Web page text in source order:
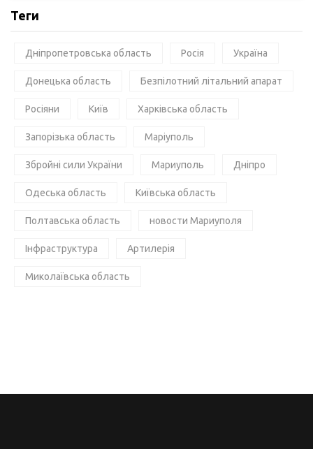
Теги
Дніпропетровська область Росія Україна
Донецька область Безпілотний літальний апарат
Росіяни Київ Харківська область
Запорізька область Маріуполь
Збройні сили України Мариуполь Дніпро
Одеська область Київська область
Полтавська область новости Мариуполя
Інфраструктура Артилерія
Миколаївська область